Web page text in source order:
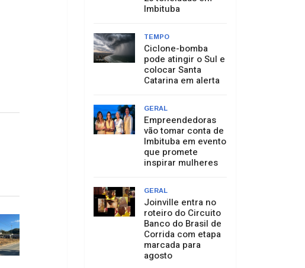
Imbituba
TEMPO
Ciclone-bomba
pode atingir o Sul e
colocar Santa
Catarina em alerta
GERAL
Empreendedoras
vão tomar conta de
Imbituba em evento
que promete
inspirar mulheres
GERAL
Joinville entra no
roteiro do Circuito
Banco do Brasil de
Corrida com etapa
marcada para
agosto